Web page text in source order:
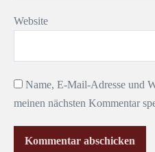
Website
Name, E-Mail-Adresse und
meinen nächsten Kommentar